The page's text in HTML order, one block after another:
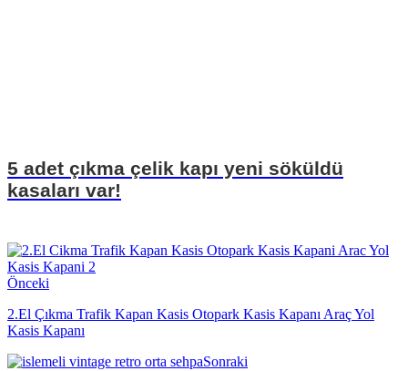
5 adet çıkma çelik kapı yeni söküldü
kasaları var!
Önceki
2.El Çıkma Trafik Kapan Kasis Otopark Kasis Kapanı Araç Yol
Kasis Kapanı
Sonraki